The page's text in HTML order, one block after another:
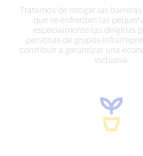
Tratamos de mitigar las
que se enfrentan las
especialmente las dirigidas
personas de grupos
contribuir a garantizar una
inclusiva.